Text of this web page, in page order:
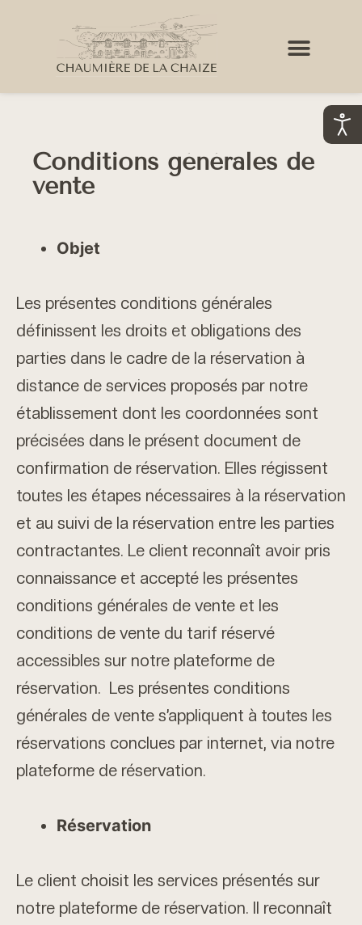
Conditions générales de
vente
Objet
Les présentes conditions générales
définissent les droits et obligations des
parties dans le cadre de la réservation à
distance de services proposés par notre
établissement dont les coordonnées sont
précisées dans le présent document de
confirmation de réservation. Elles régissent
toutes les étapes nécessaires à la réservation
et au suivi de la réservation entre les parties
contractantes. Le client reconnaît avoir pris
connaissance et accepté les présentes
conditions générales de vente et les
conditions de vente du tarif réservé
accessibles sur notre plateforme de
réservation. Les présentes conditions
générales de vente s’appliquent à toutes les
réservations conclues par internet, via notre
plateforme de réservation.
Réservation
Le client choisit les services présentés sur
notre plateforme de réservation. Il reconnaît